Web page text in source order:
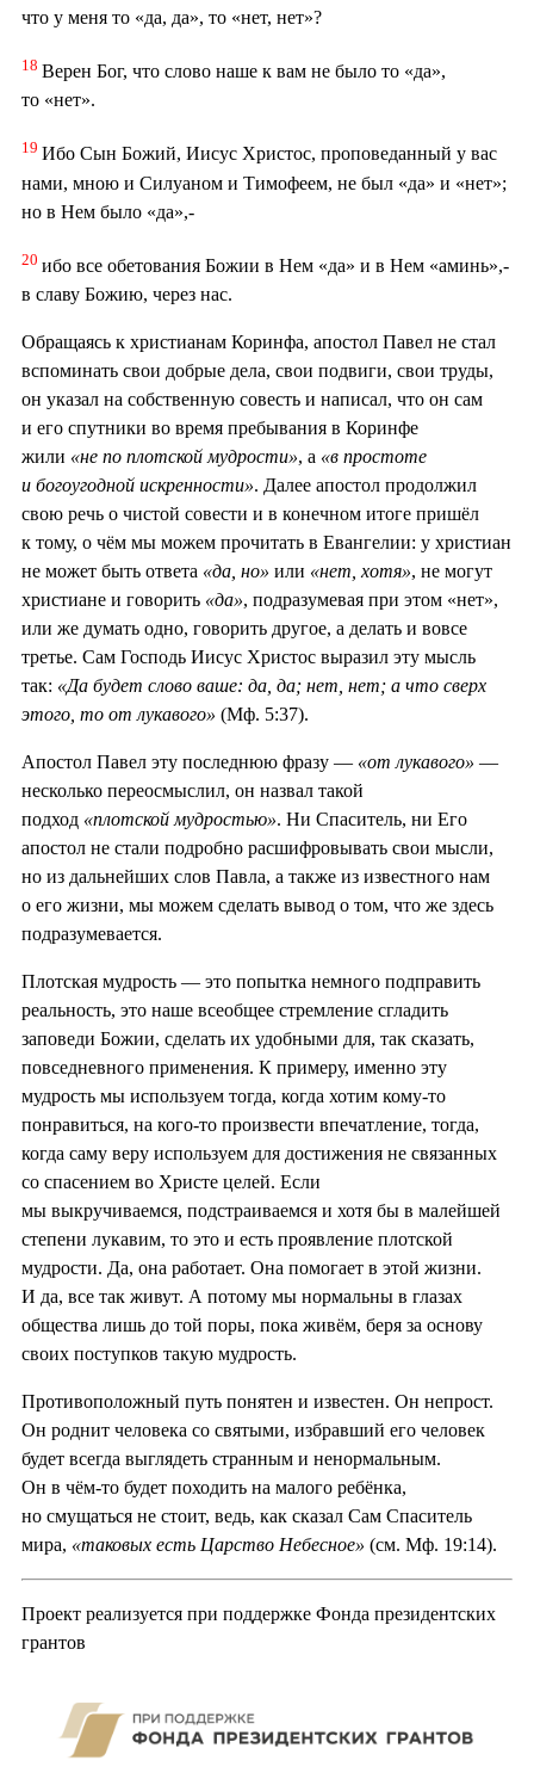
что у меня то «да, да», то «нет, нет»?
18 Верен Бог, что слово наше к вам не было то «да»,
то «нет».
19 Ибо Сын Божий, Иисус Христос, проповеданный у вас
нами, мною и Силуаном и Тимофеем, не был «да» и «нет»;
но в Нем было «да»,-
20 ибо все обетования Божии в Нем «да» и в Нем «аминь»,-
в славу Божию, через нас.
Обращаясь к христианам Коринфа, апостол Павел не стал
вспоминать свои добрые дела, свои подвиги, свои труды,
он указал на собственную совесть и написал, что он сам
и его спутники во время пребывания в Коринфе
жили «не по плотской мудрости», а «в простоте
и богоугодной искренности». Далее апостол продолжил
свою речь о чистой совести и в конечном итоге пришёл
к тому, о чём мы можем прочитать в Евангелии: у христиан
не может быть ответа «да, но» или «нет, хотя», не могут
христиане и говорить «да», подразумевая при этом «нет»,
или же думать одно, говорить другое, а делать и вовсе
третье. Сам Господь Иисус Христос выразил эту мысль
так: «Да будет слово ваше: да, да; нет, нет; а что сверх
этого, то от лукавого» (Мф. 5:37).
Апостол Павел эту последнюю фразу — «от лукавого» —
несколько переосмыслил, он назвал такой
подход «плотской мудростью». Ни Спаситель, ни Его
апостол не стали подробно расшифровывать свои мысли,
но из дальнейших слов Павла, а также из известного нам
о его жизни, мы можем сделать вывод о том, что же здесь
подразумевается.
Плотская мудрость — это попытка немного подправить
реальность, это наше всеобщее стремление сгладить
заповеди Божии, сделать их удобными для, так сказать,
повседневного применения. К примеру, именно эту
мудрость мы используем тогда, когда хотим кому-то
понравиться, на кого-то произвести впечатление, тогда,
когда саму веру используем для достижения не связанных
со спасением во Христе целей. Если
мы выкручиваемся, подстраиваемся и хотя бы в малейшей
степени лукавим, то это и есть проявление плотской
мудрости. Да, она работает. Она помогает в этой жизни.
И да, все так живут. А потому мы нормальны в глазах
общества лишь до той поры, пока живём, беря за основу
своих поступков такую мудрость.
Противоположный путь понятен и известен. Он непрост.
Он роднит человека со святыми, избравший его человек
будет всегда выглядеть странным и ненормальным.
Он в чём-то будет походить на малого ребёнка,
но смущаться не стоит, ведь, как сказал Сам Спаситель
мира, «таковых есть Царство Небесное» (см. Мф. 19:14).
Проект реализуется при поддержке Фонда президентских
грантов